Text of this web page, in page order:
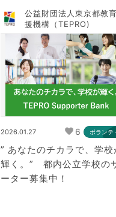
公益財団法人東京都教
援機構（TEPRO)
2026.01.27 6 ボランテ
” あなたのチカラで、学校
輝く。” 都内公立学校の
ーター募集中！